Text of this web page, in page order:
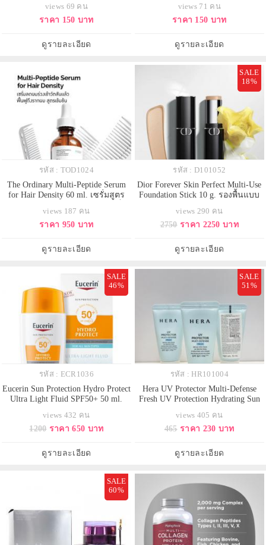
Hood Hat / Cape Sun Hat
views 69 คน
ราคา 150 บาท
ดูรายละเอียด
Hood Hat / Cape Sun Hat
views 71 คน
ราคา 150 บาท
ดูรายละเอียด
รหัส : TOD1024
The Ordinary Multi-Peptide Serum
for Hair Density 60 ml. เซรั่มสูตร
ปลูกผม แก้ผมบาง ให้ผมงอกหนาช่วย
บำรุงรากผมและหนังศีรษะให้แข็ง
ลดการหลุดร่วง มอบลุคผมดูหนา
และมีวอลุ่มขึ้นอย่างเป็นธรรมชาติ
views 187 คน
ราคา 950 บาท
ดูรายละเอียด
SALE
18%
รหัส : D101052
Dior Forever Skin Perfect Multi-Use
Foundation Stick 10 g. รองพื้นแบบ
ปกปิดที่สมบูรณ์แบบ ชุ่มชื้นและติด
ทนนานโดดเด่นด้วยเนื้อสัมผัสที่
เนียนอย่างเห็นได้ชัด มอบการปกปิด
อย่างเป็นธรรมชาติ
views 290 คน
2750 ราคา 2250 บาท
ดูรายละเอียด
SALE
46%
รหัส : ECR1036
Eucerin Sun Protection Hydro Protect
Ultra Light Fluid SPF50+ 50 ml.
ประสิทธิภาพการปกป้องสูงจากรังสี
UVA/B เนื้อฟลูอิดบางเบาพิเศษ เกลี่ย
เหนอะหนะ มีเทคโนโลยี Hydro-tech
complex ช่วยเติมความชุ่มชื้น ทำใ
views 432 คน
1200 ราคา 650 บาท
ดูรายละเอียด
SALE
51%
รหัส : HR101004
Hera UV Protector Multi-Defense
Fresh UV Protection Hydrating Sun
15 ml. ครีมกันแดดบำรุงผิวที่ยิ่งทายิ่ง
บำรุงผิว ปกป้องผิวจากแสงแดด
ที่ช่วยให้ความชุ่มชื้นที่เย็นสบายช่วย
ลดความร้อนของผิว เติมควา
views 405 คน
465 ราคา 230 บาท
ดูรายละเอียด
SALE
60%